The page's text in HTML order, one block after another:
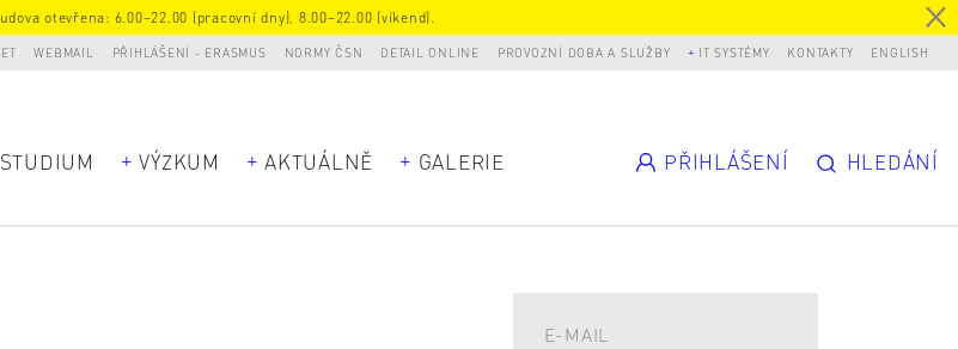
otevřena: 6.00–22.00 (pracovní dny), 8.00–22.00 (víkend).
WEBMAIL PŘIHLÁŠENÍ - ERASMUS NORMY ČSN DETAIL ONLINE PROVOZNÍ DOBA A SLUŽBY IT SYSTÉMY KONTAKTY ENGLISH
STUDIUM VÝZKUM AKTUÁLNĚ GALERIE PŘIHLÁŠENÍ HLEDÁNÍ
E-MAIL